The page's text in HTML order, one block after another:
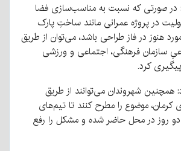
در صورتی که نسبت به مناسب‌سازی فضا
در پروژه عمرانی مانند ساختِ پارک
هنوز در فاز طراحی باشد، می‌توان از طریق
سازمان فرهنگی، اجتماعی و ورزشی
کرد.
شهروندان می‌توانند از طریق
شهرداری کرمان، موضوع را مطرح کنند تا تیم‌های
دو روز در محل حاضر شده و مشکل را رفع